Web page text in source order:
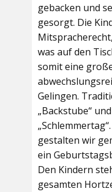
gebacken und
gesorgt. Die
was auf den
somit eine
Gelingen.
„Backstube“
gestalten wir
ein
Den Kindern
gesamten